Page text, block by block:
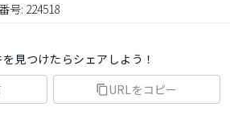
号: 224518
見つけたらシェアしよう！
URLをコピー